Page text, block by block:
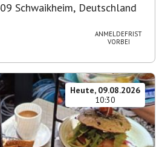
Schwaikheim, Deutschland
ANMELDEFRIST
VORBEI
Heute, 09.08.2026
10:30